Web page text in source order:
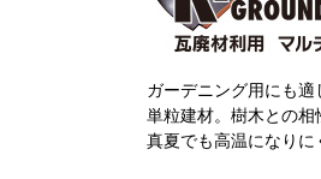
ガーデニング用にも
単粒建材。樹木との相
真夏でも高温になりに